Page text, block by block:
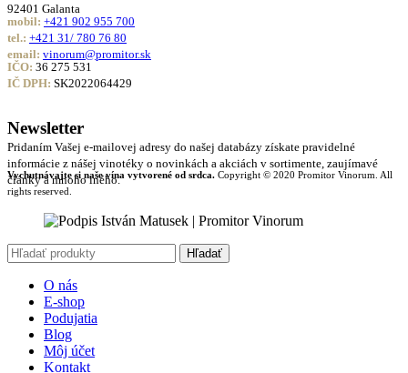
92401 Galanta
mobil: +421 902 955 700
tel.: +421 31/ 780 76 80
email: vinorum@promitor.sk
IČO: 36 275 531
IČ DPH: SK2022064429
Newsletter
Pridaním Vašej e-mailovej adresy do našej databázy získate pravidelné
informácie z nášej vinotéky o novinkách a akciách v sortimente, zaujímavé
články a mnoho iného.
Vychutnávajte si naše vína vytvorené od srdca. Copyright © 2020 Promitor Vinorum. All
rights reserved.
O nás